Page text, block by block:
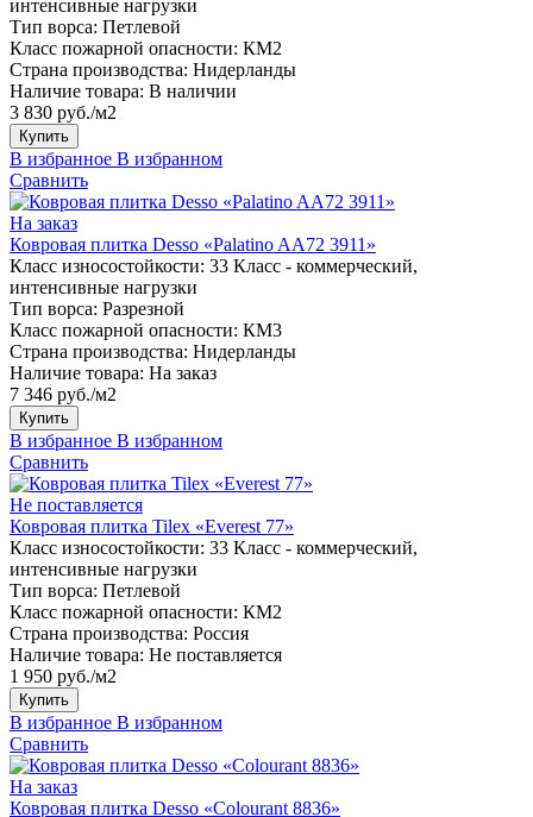
интенсивные нагрузки
Тип ворса: Петлевой
Класс пожарной опасности: КМ2
Страна производства: Нидерланды
Наличие товара: В наличии
3 830 руб./м2
Купить
В избранное В избранном
Сравнить
На заказ
Ковровая плитка Desso «Palatino AA72 3911»
Класс износостойкости: 33 Класс - коммерческий,
интенсивные нагрузки
Тип ворса: Разрезной
Класс пожарной опасности: КМ3
Страна производства: Нидерланды
Наличие товара: На заказ
7 346 руб./м2
Купить
В избранное В избранном
Сравнить
Не поставляется
Ковровая плитка Tilex «Everest 77»
Класс износостойкости: 33 Класс - коммерческий,
интенсивные нагрузки
Тип ворса: Петлевой
Класс пожарной опасности: КМ2
Страна производства: Россия
Наличие товара: Не поставляется
1 950 руб./м2
Купить
В избранное В избранном
Сравнить
На заказ
Ковровая плитка Desso «Colourant 8836»